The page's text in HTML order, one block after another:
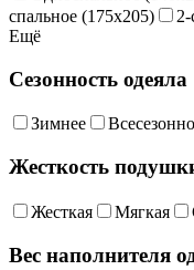
спальное (175х205)
Ещё
Сезонность одеяла
Зимнее
Жесткость
Жесткая Мягкая
Вес наполнителя